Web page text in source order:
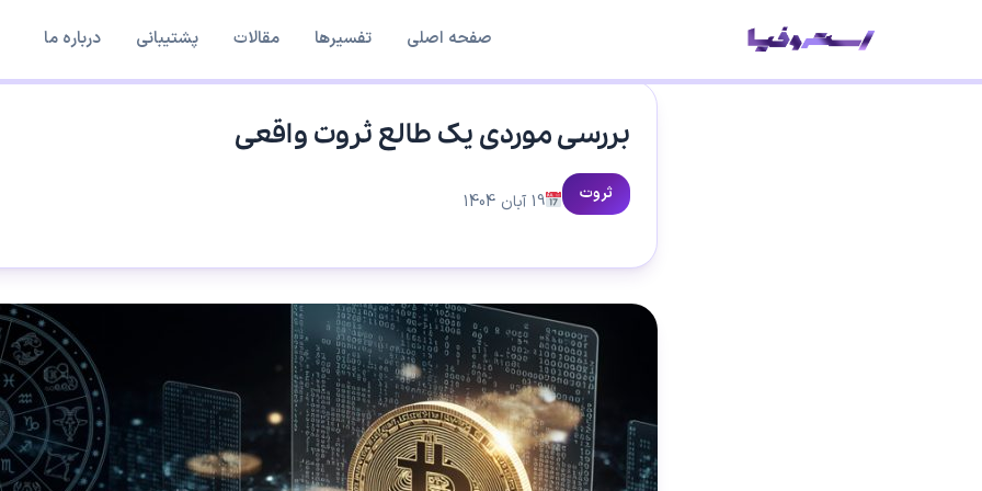
صفحه اصلی تفسیرها مقالات پشتیبانی درباره ما
بررسی موردی یک طالع ثروت واقعی
ثروت 19 آبان 1404